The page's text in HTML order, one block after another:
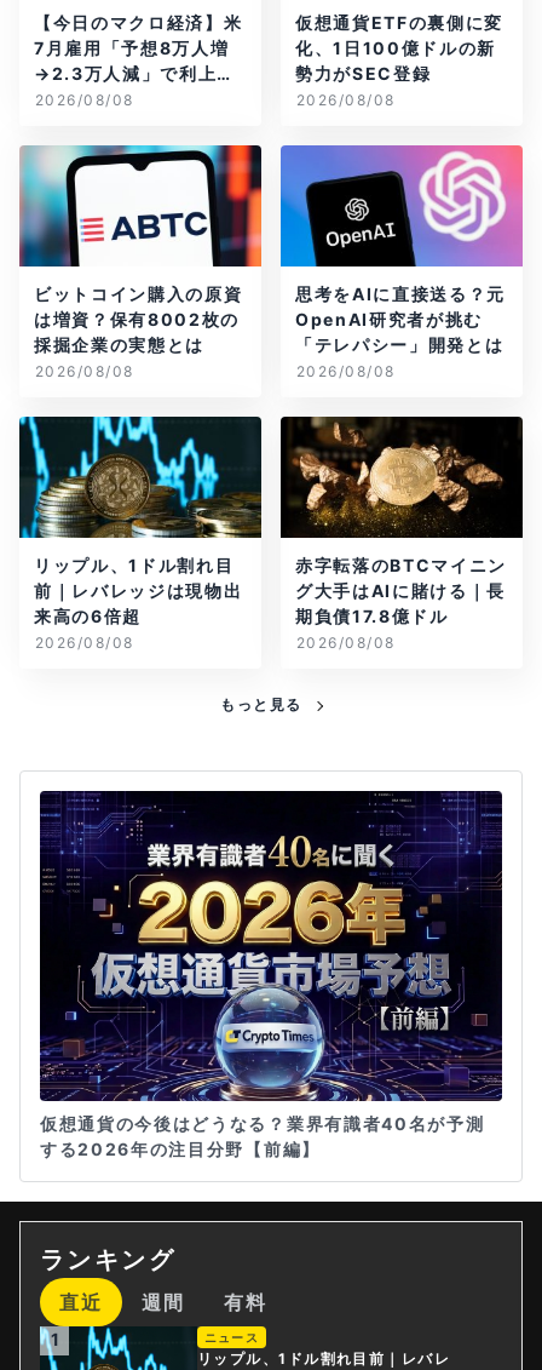
【今日のマクロ経済】米
7月雇用「予想8万人増
→2.3万人減」で利上げ
観測後退
2026/08/08
仮想通貨ETFの裏側に変
化、1日100億ドルの新
勢力がSEC登録
2026/08/08
ビットコイン購入の原資
は増資？保有8002枚の
採掘企業の実態とは
2026/08/08
思考をAIに直接送る？元
OpenAI研究者が挑む
「テレパシー」開発とは
2026/08/08
リップル、1ドル割れ目
前｜レバレッジは現物出
来高の6倍超
2026/08/08
赤字転落のBTCマイニン
グ大手はAIに賭ける｜長
期負債17.8億ドル
2026/08/08
もっと見る
仮想通貨の今後はどうなる？業界有識者40名が予測
する2026年の注目分野【前編】
ランキング
直近 週間 有料
1 ニュース
リップル、1ドル割れ目前｜レバレ